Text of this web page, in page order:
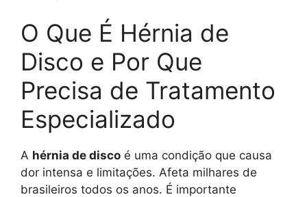
O Que É Hérnia de
Disco e Por Que
Precisa de Tratamento
Especializado
A hérnia de disco é uma condição que causa
dor intensa e limitações. Afeta milhares de
brasileiros todos os anos. É importante